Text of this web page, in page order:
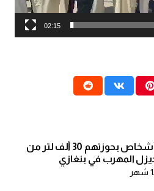
02:15
ضبط 7 أشخاص بحوزتهم 30 ألف لتر من
المهرب في بنغازي